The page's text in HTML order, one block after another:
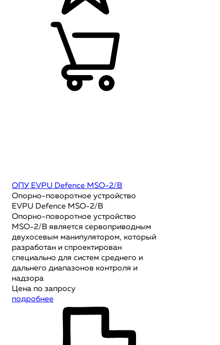
ОПУ EVPU Defence MSO-2/B
Опорно-поворотное устройство
EVPU Defence MSO-2/B
Опорно-поворотное устройство
MSO-2/B является сервоприводным
двухосевым манипулятором, который
разработан и спроектирован
специально для систем среднего и
дальнего диапазонов контроля и
надзора
Цена по запросу
подробнее